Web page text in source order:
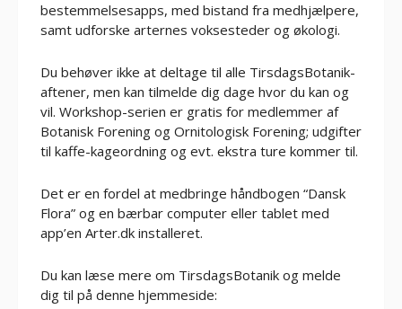
bestemmelsesapps, med bistand fra medhjælpere,
samt udforske arternes voksesteder og økologi.
Du behøver ikke at deltage til alle TirsdagsBotanik-
aftener, men kan tilmelde dig dage hvor du kan og
vil. Workshop-serien er gratis for medlemmer af
Botanisk Forening og Ornitologisk Forening; udgifter
til kaffe-kageordning og evt. ekstra ture kommer til.
Det er en fordel at medbringe håndbogen “Dansk
Flora” og en bærbar computer eller tablet med
app’en Arter.dk installeret.
Du kan læse mere om TirsdagsBotanik og melde
dig til på denne hjemmeside: